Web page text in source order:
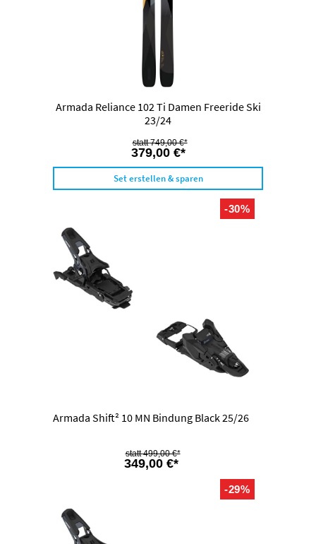
Armada Reliance 102 Ti Damen Freeride Ski
23/24
379,00 €*
749,00 €*
Set erstellen & sparen
-30%
Armada Shift² 10 MN Bindung Black 25/26
349,00 €*
499,00 €*
-29%